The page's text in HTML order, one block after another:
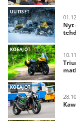
UUTISET
Nyt
KOEAJOT
KOEAJOT